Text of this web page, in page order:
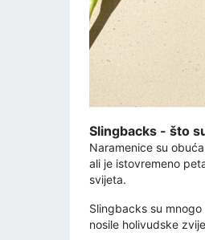
Slingbacks - što
Naramenice su
ali je istovremeno
svijeta.
Slingbacks su
nosile holivudske